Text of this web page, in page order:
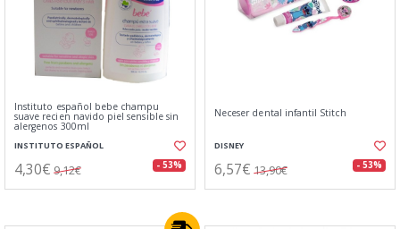
Instituto español bebe champu
suave recien navido piel sensible sin
alergenos 300ml
INSTITUTO ESPAÑOL
4,30€ 9,12€ - 53%
Neceser dental infantil Stitch
DISNEY
6,57€ 13,90€ - 53%